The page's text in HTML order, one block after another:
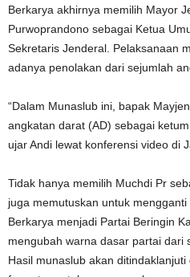
Berkarya akhirnya memilih Mayor
Purwoprandono sebagai Ketua
Sekretaris Jenderal. Pelaksanaan
adanya penolakan dari sejumlah
“Dalam Munaslub ini, bapak
angkatan darat (AD) sebagai
ujar Andi lewat konferensi video di
Tidak hanya memilih Muchdi Pr
juga memutuskan untuk
Berkarya menjadi Partai Beringin
mengubah warna dasar partai dari
Hasil munaslub akan